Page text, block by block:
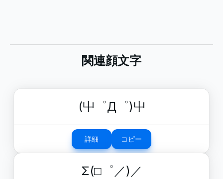
関連顔文字
(屮゜Д゜)屮
詳細 コピー
Σ(□゜／)／